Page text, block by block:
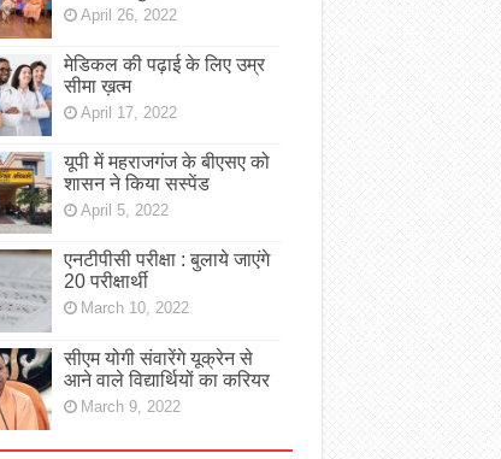
April 26, 2022
मेडिकल की पढ़ाई के लिए उम्र
सीमा ख़त्म
April 17, 2022
यूपी में महराजगंज के बीएसए को
शासन ने किया सस्पेंड
April 5, 2022
एनटीपीसी परीक्षा : बुलाये जाएंगे
20 परीक्षार्थी
March 10, 2022
सीएम योगी संवारेंगे यूक्रेन से
आने वाले विद्यार्थियों का करियर
March 9, 2022